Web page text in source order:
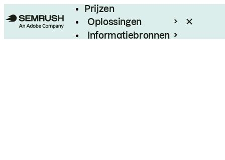
Prijzen
Oplossingen
Informatiebronnen